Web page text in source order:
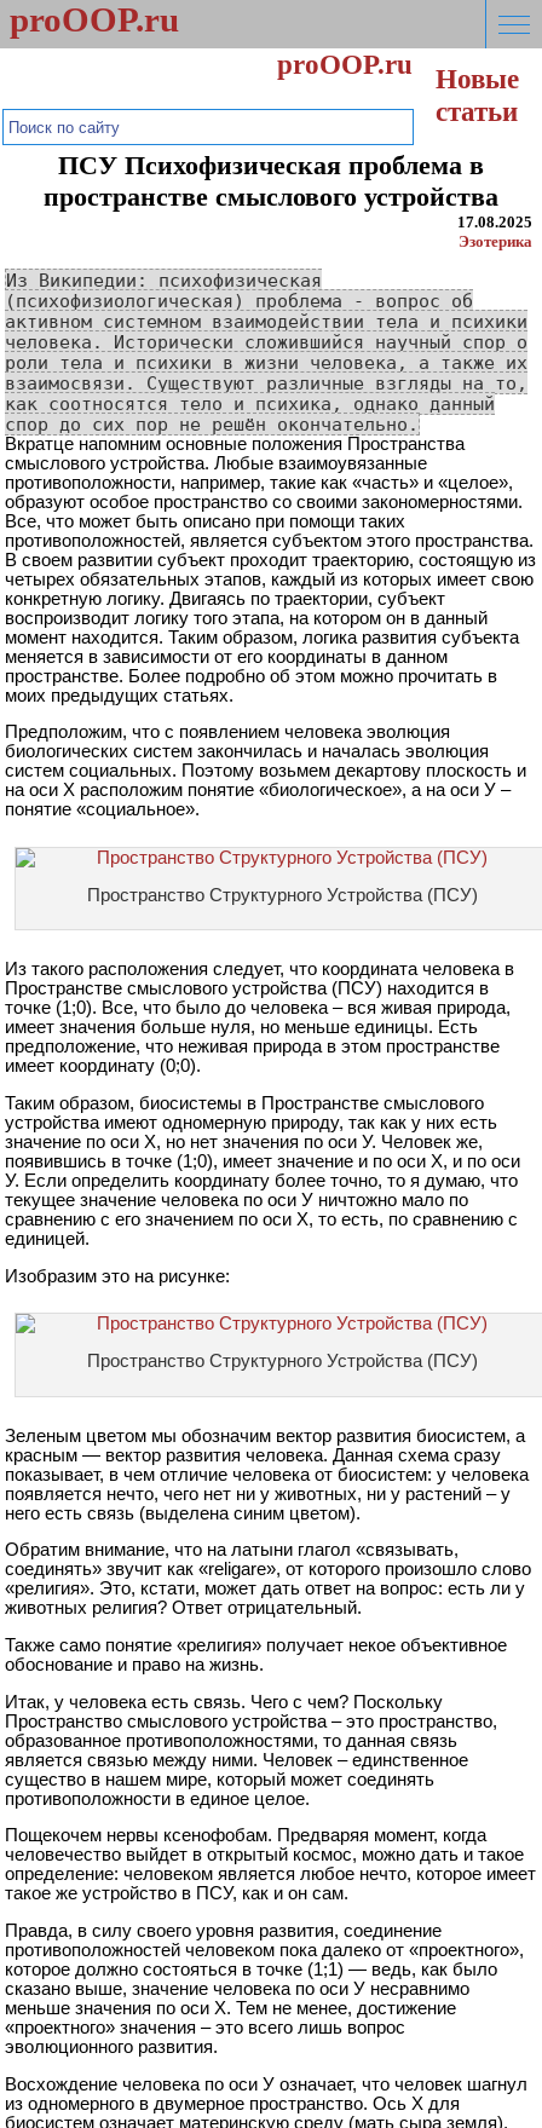
proOOP.ru
proOOP.ru
Новые
статьи
ПСУ Психофизическая проблема в
пространстве смыслового устройства
17.08.2025
Эзотерика
Из Википедии: психофизическая
(психофизиологическая) проблема - вопрос об
активном системном взаимодействии тела и психики
человека. Исторически сложившийся научный спор о
роли тела и психики в жизни человека, а также их
взаимосвязи. Существуют различные взгляды на то,
как соотносятся тело и психика, однако данный
спор до сих пор не решён окончательно.
Вкратце напомним основные положения Пространства
смыслового устройства. Любые взаимоувязанные
противоположности, например, такие как «часть» и «целое»,
образуют особое пространство со своими закономерностями.
Все, что может быть описано при помощи таких
противоположностей, является субъектом этого пространства.
В своем развитии субъект проходит траекторию, состоящую из
четырех обязательных этапов, каждый из которых имеет свою
конкретную логику. Двигаясь по траектории, субъект
воспроизводит логику того этапа, на котором он в данный
момент находится. Таким образом, логика развития субъекта
меняется в зависимости от его координаты в данном
пространстве. Более подробно об этом можно прочитать в
моих предыдущих статьях.
Предположим, что с появлением человека эволюция
биологических систем закончилась и началась эволюция
систем социальных. Поэтому возьмем декартову плоскость и
на оси Х расположим понятие «биологическое», а на оси У –
понятие «социальное».
Пространство Структурного Устройства (ПСУ)
Из такого расположения следует, что координата человека в
Пространстве смыслового устройства (ПСУ) находится в
точке (1;0). Все, что было до человека – вся живая природа,
имеет значения больше нуля, но меньше единицы. Есть
предположение, что неживая природа в этом пространстве
имеет координату (0;0).
Таким образом, биосистемы в Пространстве смыслового
устройства имеют одномерную природу, так как у них есть
значение по оси Х, но нет значения по оси У. Человек же,
появившись в точке (1;0), имеет значение и по оси Х, и по оси
У. Если определить координату более точно, то я думаю, что
текущее значение человека по оси У ничтожно мало по
сравнению с его значением по оси Х, то есть, по сравнению с
единицей.
Изобразим это на рисунке:
Пространство Структурного Устройства (ПСУ)
Зеленым цветом мы обозначим вектор развития биосистем, а
красным — вектор развития человека. Данная схема сразу
показывает, в чем отличие человека от биосистем: у человека
появляется нечто, чего нет ни у животных, ни у растений – у
него есть связь (выделена синим цветом).
Обратим внимание, что на латыни глагол «связывать,
соединять» звучит как «religare», от которого произошло слово
«религия». Это, кстати, может дать ответ на вопрос: есть ли у
животных религия? Ответ отрицательный.
Также само понятие «религия» получает некое объективное
обоснование и право на жизнь.
Итак, у человека есть связь. Чего с чем? Поскольку
Пространство смыслового устройства – это пространство,
образованное противоположностями, то данная связь
является связью между ними. Человек – единственное
существо в нашем мире, который может соединять
противоположности в единое целое.
Пощекочем нервы ксенофобам. Предваряя момент, когда
человечество выйдет в открытый космос, можно дать и такое
определение: человеком является любое нечто, которое имеет
такое же устройство в ПСУ, как и он сам.
Правда, в силу своего уровня развития, соединение
противоположностей человеком пока далеко от «проектного»,
которое должно состояться в точке (1;1) — ведь, как было
сказано выше, значение человека по оси У несравнимо
меньше значения по оси Х. Тем не менее, достижение
«проектного» значения – это всего лишь вопрос
эволюционного развития.
Восхождение человека по оси У означает, что человек шагнул
из одномерного в двумерное пространство. Ось Х для
биосистем означает материнскую среду (мать сыра земля),